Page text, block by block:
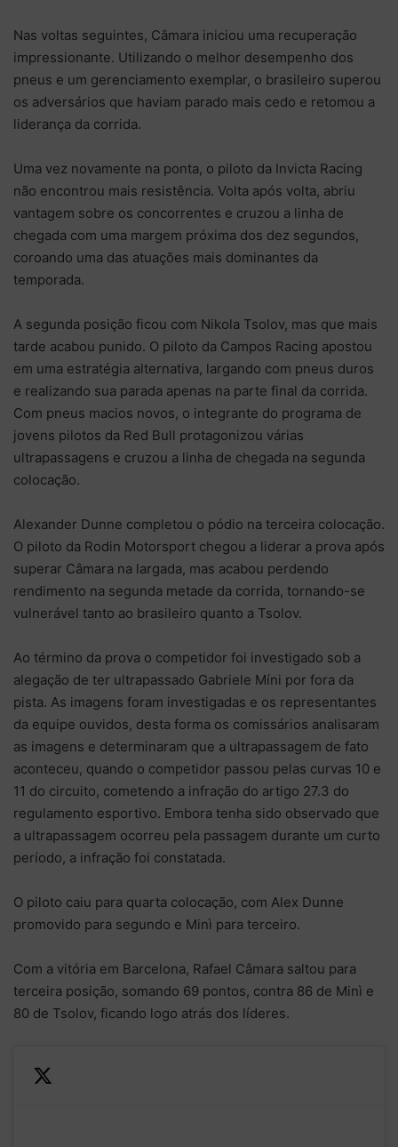
Nas voltas seguintes, Câmara iniciou uma recuperação
impressionante. Utilizando o melhor desempenho dos
pneus e um gerenciamento exemplar, o brasileiro superou
os adversários que haviam parado mais cedo e retomou a
liderança da corrida.
Uma vez novamente na ponta, o piloto da Invicta Racing
não encontrou mais resistência. Volta após volta, abriu
vantagem sobre os concorrentes e cruzou a linha de
chegada com uma margem próxima dos dez segundos,
coroando uma das atuações mais dominantes da
temporada.
A segunda posição ficou com Nikola Tsolov, mas que mais
tarde acabou punido. O piloto da Campos Racing apostou
em uma estratégia alternativa, largando com pneus duros
e realizando sua parada apenas na parte final da corrida.
Com pneus macios novos, o integrante do programa de
jovens pilotos da Red Bull protagonizou várias
ultrapassagens e cruzou a linha de chegada na segunda
colocação.
Alexander Dunne completou o pódio na terceira colocação.
O piloto da Rodin Motorsport chegou a liderar a prova após
superar Câmara na largada, mas acabou perdendo
rendimento na segunda metade da corrida, tornando-se
vulnerável tanto ao brasileiro quanto a Tsolov.
Ao término da prova o competidor foi investigado sob a
alegação de ter ultrapassado Gabriele Míni por fora da
pista. As imagens foram investigadas e os representantes
da equipe ouvidos, desta forma os comissários analisaram
as imagens e determinaram que a ultrapassagem de fato
aconteceu, quando o competidor passou pelas curvas 10 e
11 do circuito, cometendo a infração do artigo 27.3 do
regulamento esportivo. Embora tenha sido observado que
a ultrapassagem ocorreu pela passagem durante um curto
período, a infração foi constatada.
O piloto caiu para quarta colocação, com Alex Dunne
promovido para segundo e Minì para terceiro.
Com a vitória em Barcelona, Rafael Câmara saltou para
terceira posição, somando 69 pontos, contra 86 de Minì e
80 de Tsolov, ficando logo atrás dos líderes.